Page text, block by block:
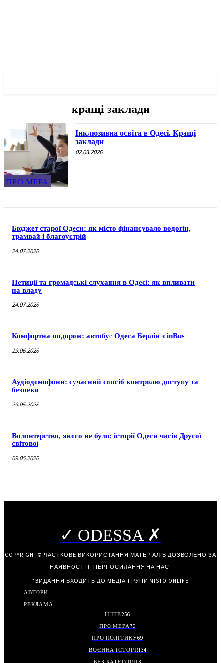
кращі заклади
ПРО МЕРА
Інклюзивна освіта в Одесі. Кращі
заклади
02.03.2026
Бюджет старої Одеси: як місто фінансувало водогін,
трамвай і благоустрій
24.07.2026
Петиції та громадські слухання в Одесі: як впливати
на владу
24.07.2026
Комфортна подорож: автобус Одеса Берлін з inBus
19.06.2026
Аудіодомофони: сучасний спосіб контролю доступу та
безпеки
29.05.2026
Волонтерство, якого не було: історії Одеси часів Другої
світової
09.05.2026
✓ ODESSA ✗
COPYRIGHT © ЧАСТКОВЕ ВИКОРИСТАННЯ МАТЕРІАЛІВ ДОЗВОЛЕНО ЗА
НАЯВНОСТІ ГІПЕРПОСИЛАННЯ НА НАС.
*ВИДАННЯ ВХОДИТЬ ДО МЕДІА-ГРУПИ MISTO ONLINE
АВТОРИ
РЕКЛАМА
ІНШЕ256
ПРО МЕРА79
ПРО ПОЛІТИКУ69
ВОЄННА ІСТОРІЯ34
БЕЗ КАТЕГОРІЇ3